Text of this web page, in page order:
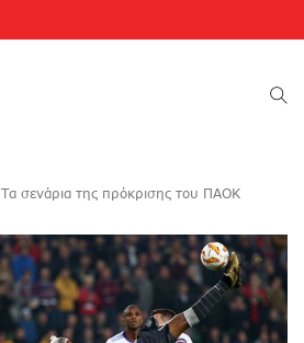
Τα σενάρια της πρόκρισης του ΠΑΟΚ